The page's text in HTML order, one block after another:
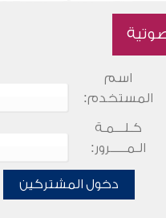
اسم
المستخدم:
كـلـــمـة
الـمـــــرور:
دخول المشتركين